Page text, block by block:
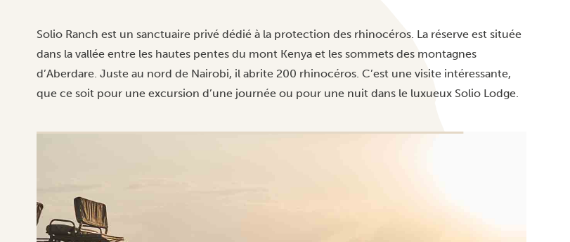
Solio Ranch est un sanctuaire privé dédié à la protection des rhinocéros. La réserve est située
dans la vallée entre les hautes pentes du mont Kenya et les sommets des montagnes
d’Aberdare. Juste au nord de Nairobi, il abrite 200 rhinocéros. C’est une visite intéressante,
que ce soit pour une excursion d’une journée ou pour une nuit dans le luxueux Solio Lodge.